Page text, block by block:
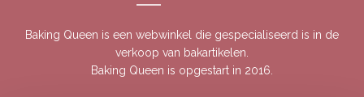
Baking Queen is een webwinkel die gespecialiseerd is in de
verkoop van bakartikelen.
Baking Queen is opgestart in 2016.